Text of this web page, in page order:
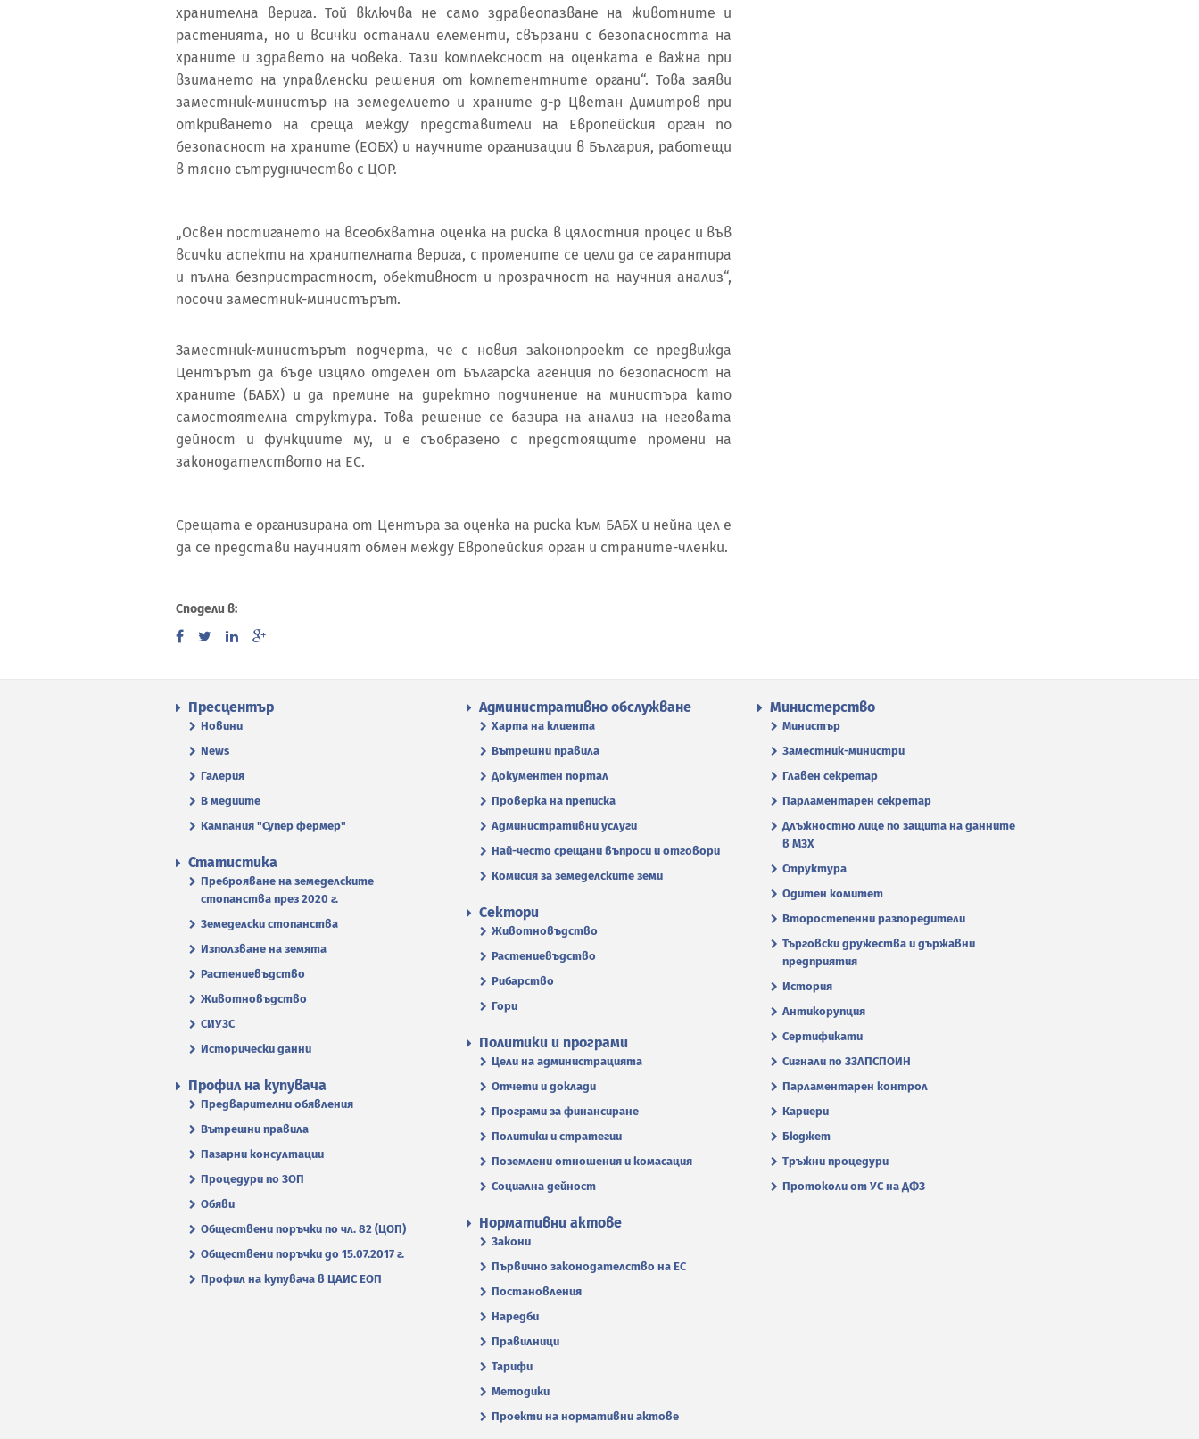
хранителна верига. Той включва не само здравеопазване на животните и
растенията, но и всички останали елементи, свързани с безопасността на
храните и здравето на човека. Тази комплексност на оценката е важна при
взимането на управленски решения от компетентните органи“. Това заяви
заместник-министър на земеделието и храните д-р Цветан Димитров при
откриването на среща между представители на Европейския орган по
безопасност на храните (EОБХ) и научните организации в България, работещи
в тясно сътрудничество с ЦОР.
„Освен постигането на всеобхватна оценка на риска в цялостния процес и във
всички аспекти на хранителната верига, с промените се цели да се гарантира
и пълна безпристрастност, обективност и прозрачност на научния анализ“,
посочи заместник-министърът.
Заместник-министърът подчерта, че с новия законопроект се предвижда
Центърът да бъде изцяло отделен от Българска агенция по безопасност на
храните (БАБХ) и да премине на директно подчинение на министъра като
самостоятелна структура. Това решение се базира на анализ на неговата
дейност и функциите му, и е съобразено с предстоящите промени на
законодателството на ЕС.
Срещата е организирана от Центъра за оценка на риска към БАБХ и нейна цел е
да се представи научният обмен между Европейския орган и страните-членки.
Сподели в:
Пресцентър
Новини
News
Галерия
В медиите
Кампания "Супер фермер"
Административно обслужване
Харта на клиента
Вътрешни правила
Документен портал
Проверка на преписка
Административни услуги
Най-често срещани въпроси и отговори
Комисия за земеделските земи
Министерство
Министър
Заместник-министри
Главен секретар
Парламентарен секретар
Длъжностно лице по защита на данните
в МЗХ
Структура
Одитен комитет
Второстепенни разпоредители
Търговски дружества и държавни
предприятия
История
Антикорупция
Сертификати
Сигнали по ЗЗЛПСПОИН
Парламентарен контрол
Кариери
Бюджет
Тръжни процедури
Протоколи от УС на ДФЗ
Статистика
Преброяване на земеделските
стопанства през 2020 г.
Земеделски стопанства
Използване на земята
Растениевъдство
Животновъдство
СИУЗС
Исторически данни
Сектори
Животновъдство
Растениевъдство
Рибарство
Гори
Политики и програми
Цели на администрацията
Отчети и доклади
Програми за финансиране
Политики и стратегии
Поземлени отношения и комасация
Социална дейност
Профил на купувача
Предварителни обявления
Вътрешни правила
Пазарни консултации
Процедури по ЗОП
Обяви
Обществени поръчки по чл. 82 (ЦОП)
Обществени поръчки до 15.07.2017 г.
Профил на купувача в ЦАИС ЕОП
Нормативни актове
Закони
Първично законодателство на ЕС
Постановления
Наредби
Правилници
Тарифи
Методики
Проекти на нормативни актове